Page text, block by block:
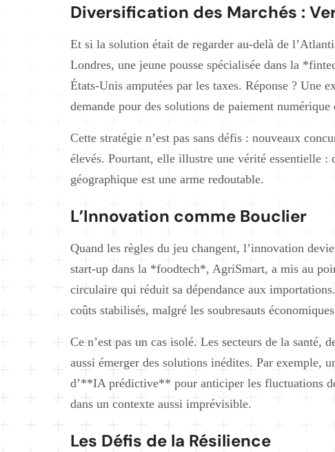
Diversification des Marchés :
Et si la solution était de regarder au-delà de
Londres, une jeune pousse spécialisée dans la
États-Unis amputées par les taxes. Réponse ? Une
demande pour des solutions de paiement numérique
Cette stratégie n’est pas sans défis : nouveaux
élevés. Pourtant, elle illustre une vérité essentielle
géographique est une arme redoutable.
L’Innovation comme Bouclier
Quand les règles du jeu changent, l’innovation
start-up dans la *foodtech*, AgriSmart, a mis au
circulaire qui réduit sa dépendance aux
coûts stabilisés, malgré les soubresauts
Ce n’est pas un cas isolé. Les secteurs de la santé,
aussi émerger des solutions inédites. Par exemple,
d’**IA prédictive** pour anticiper les fluctuations
dans un contexte aussi imprévisible.
Les Défis de la Résilience